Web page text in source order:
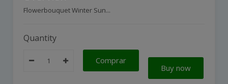
Flowerbouquet Winter Sun...
Quantity
Comprar
Buy now